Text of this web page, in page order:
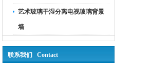
艺术玻璃干湿分离电视玻璃背景
墙
联系我们 Contact